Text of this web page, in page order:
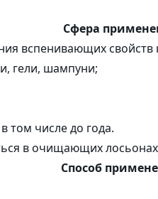
Сфера
вспенивающих свойств
гели, шампуни;
том числе до года.
в очищающих
Способ